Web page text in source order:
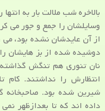
بالاخره شب ملالت بار به
وسایلشان را جمع و جور می
از آن عایدشان نشده بود، می
دوشیده شده از بز هایشان
نان تنوری هم تنگش
انتظارش را نداشتند. کام
شیرین شده بود. صاحبخانه
داده اند که تا بعدازظهر